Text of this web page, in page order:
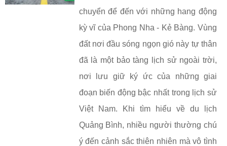
chuyển để đến với những hang động
kỳ vĩ của Phong Nha - Kẻ Bàng. Vùng
đất nơi đầu sóng ngọn gió này tự thân
đã là một bảo tàng lịch sử ngoài trời,
nơi lưu giữ ký ức của những giai
đoạn biến động bậc nhất trong lịch sử
Việt Nam. Khi tìm hiểu về du lịch
Quảng Bình, nhiều người thường chú
ý đến cảnh sắc thiên nhiên mà vô tình